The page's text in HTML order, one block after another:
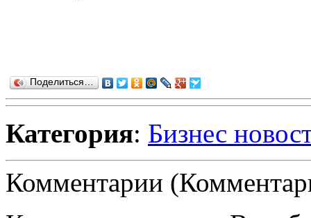
Поделиться…
Категория: Бизнес
Комментарии